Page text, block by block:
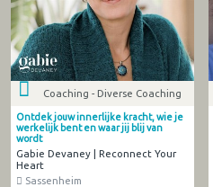
Coaching - Diverse Coaching
Ontdek jouw innerlijke kracht, wie je
werkelijk bent en waar jij blij van
wordt
Gabie Devaney | Reconnect Your
Heart
Sassenheim